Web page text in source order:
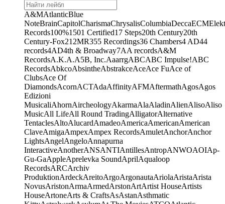
A&MAtlanticBlue
NoteBrainCapitolCharismaChrysalisColumbiaDeccaECM
Records100%1501 Certified17 Steps20th Century20th
Century-Fox21 2MR355 Recordings36 Chambers4 AD44
records4AD4th & Broadway7AA recordsA&M
RecordsA.K.A.A5B, Inc.AaarrgABCABC Impulse!ABC
RecordsAbkcoAbsintheAbstrakceAceAce FuAce of
ClubsAce Of
DiamondsAcornACTAdaAffinityAFMAftermathAgosAgos
Edizioni
MusicaliAhornAircheologyAkarmaAlaAladinAlienAlisoAliso
MusicAll LifeAll Round TradingAlligatorAlternative
TentaclesAltoAlucardAmadeoAmericaAmericanAmerican
ClaveAmigaAmpexAmpex RecordsAmuletAnchorAnchor
LightsAngelAngeloAnnapurna
InteractiveAnotherANSANTIAntillesAntropANWOAOIAp-
Gu-GaAppleAprelevka SoundAprilAqualoop
RecordsARCArchiv
ProduktionArdeckAreitoArgoArgonautaAriolaAristaArista
NovusAristonArmaArmedArstonArtArtist HouseArtists
HouseArtoneArts & CraftsAsAstanAsthmatic